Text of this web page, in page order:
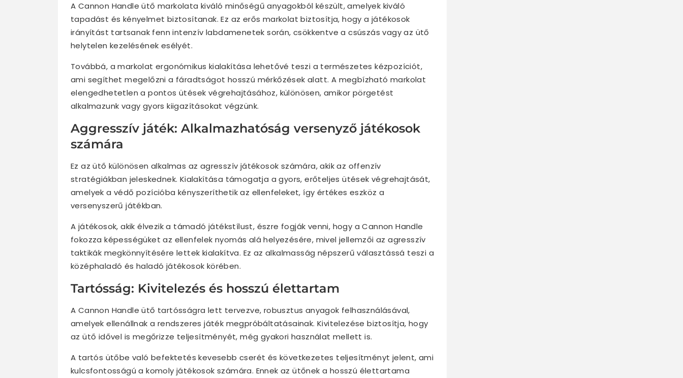
A Cannon Handle ütő markolata kiváló minőségű anyagokból készült, amelyek kiváló
tapadást és kényelmet biztosítanak. Ez az erős markolat biztosítja, hogy a játékosok
irányítást tartsanak fenn intenzív labdamenetek során, csökkentve a csúszás vagy az ütő
helytelen kezelésének esélyét.
Továbbá, a markolat ergonómikus kialakítása lehetővé teszi a természetes kézpozíciót,
ami segíthet megelőzni a fáradtságot hosszú mérkőzések alatt. A megbízható markolat
elengedhetetlen a pontos ütések végrehajtásához, különösen, amikor pörgetést
alkalmazunk vagy gyors kiigazításokat végzünk.
Aggresszív játék: Alkalmazhatóság versenyző játékosok
számára
Ez az ütő különösen alkalmas az agresszív játékosok számára, akik az offenzív
stratégiákban jeleskednek. Kialakítása támogatja a gyors, erőteljes ütések végrehajtását,
amelyek a védő pozícióba kényszeríthetik az ellenfeleket, így értékes eszköz a
versenyszerű játékban.
A játékosok, akik élvezik a támadó játékstílust, észre fogják venni, hogy a Cannon Handle
fokozza képességüket az ellenfelek nyomás alá helyezésére, mivel jellemzői az agresszív
taktikák megkönnyítésére lettek kialakítva. Ez az alkalmasság népszerű választássá teszi a
középhaladó és haladó játékosok körében.
Tartósság: Kivitelezés és hosszú élettartam
A Cannon Handle ütő tartósságra lett tervezve, robusztus anyagok felhasználásával,
amelyek ellenállnak a rendszeres játék megpróbáltatásainak. Kivitelezése biztosítja, hogy
az ütő idővel is megőrizze teljesítményét, még gyakori használat mellett is.
A tartós ütőbe való befektetés kevesebb cserét és következetes teljesítményt jelent, ami
kulcsfontosságú a komoly játékosok számára. Ennek az ütőnek a hosszú élettartama